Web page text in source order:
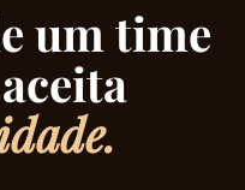
um time